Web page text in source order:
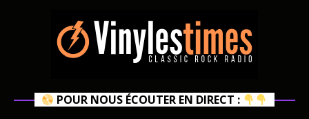
POUR NOUS ÉCOUTER EN DIRECT :